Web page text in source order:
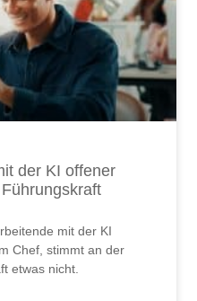
der KI offener
mit der KI
Chef, stimmt an der
etwas nicht.